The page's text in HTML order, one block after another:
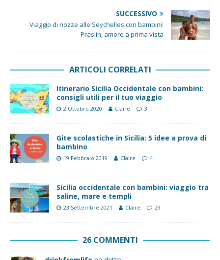
SUCCESSIVO
Viaggio di nozze alle Seychelles con bambini:
Praslin, amore a prima vista
ARTICOLI CORRELATI
Itinerario Sicilia Occidentale con bambini:
consigli utili per il tuo viaggio
2 Ottobre 2020 Claire 3
Gite scolastiche in Sicilia: 5 idee a prova di
bambino
19 Febbraio 2019 Claire 4
Sicilia occidentale con bambini: viaggio tra
saline, mare e templi
23 Settembre 2021 Claire 29
26 COMMENTI